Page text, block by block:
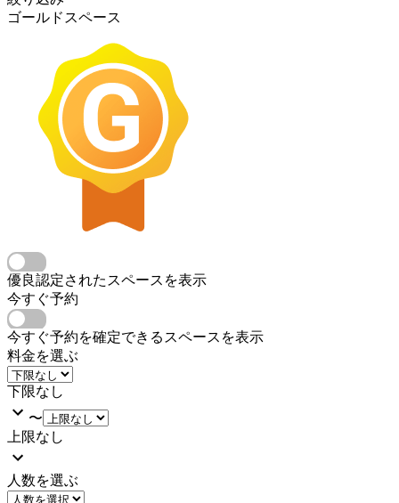
ゴールドスペース
優良認定されたスペースを表示
今すぐ予約
今すぐ予約を確定できるスペースを表示
料金を選ぶ
下限なし
〜
上限なし
人数を選ぶ